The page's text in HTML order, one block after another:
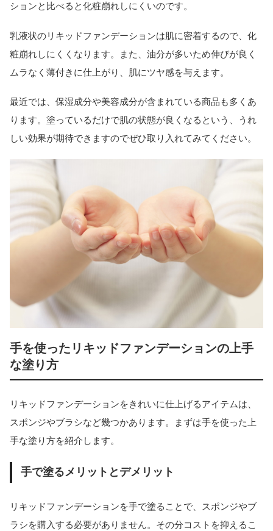
ションと比べると化粧崩れしにくいのです。
乳液状のリキッドファンデーションは肌に密着するので、化
粧崩れしにくくなります。また、油分が多いため伸びが良く
ムラなく薄付きに仕上がり、肌にツヤ感を与えます。
最近では、保湿成分や美容成分が含まれている商品も多くあ
ります。塗っているだけで肌の状態が良くなるという、うれ
しい効果が期待できますのでぜひ取り入れてみてください。
手を使ったリキッドファンデーションの上手
な塗り方
リキッドファンデーションをきれいに仕上げるアイテムは、
スポンジやブラシなど幾つかあります。まずは手を使った上
手な塗り方を紹介します。
手で塗るメリットとデメリット
リキッドファンデーションを手で塗ることで、スポンジやブ
ラシを購入する必要がありません。その分コストを抑えるこ